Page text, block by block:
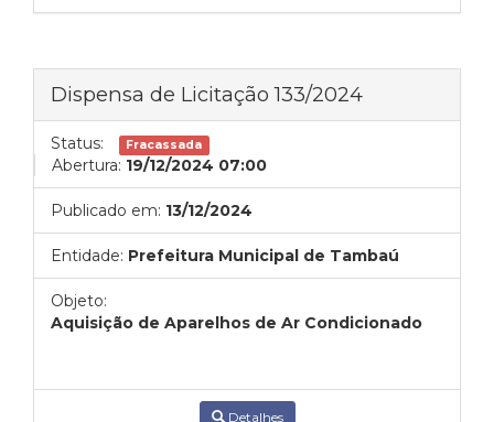
Dispensa de Licitação 133/2024
Status: Fracassada
Abertura: 19/12/2024 07:00
Publicado em: 13/12/2024
Entidade: Prefeitura Municipal de Tambaú
Objeto:
Aquisição de Aparelhos de Ar Condicionado
Detalhes